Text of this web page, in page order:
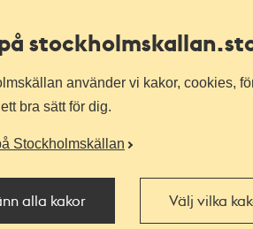
stockholmskallan
använder vi kakor, cookies,
bra sätt för dig.
Stockholmskällan
alla kakor Välj vilka